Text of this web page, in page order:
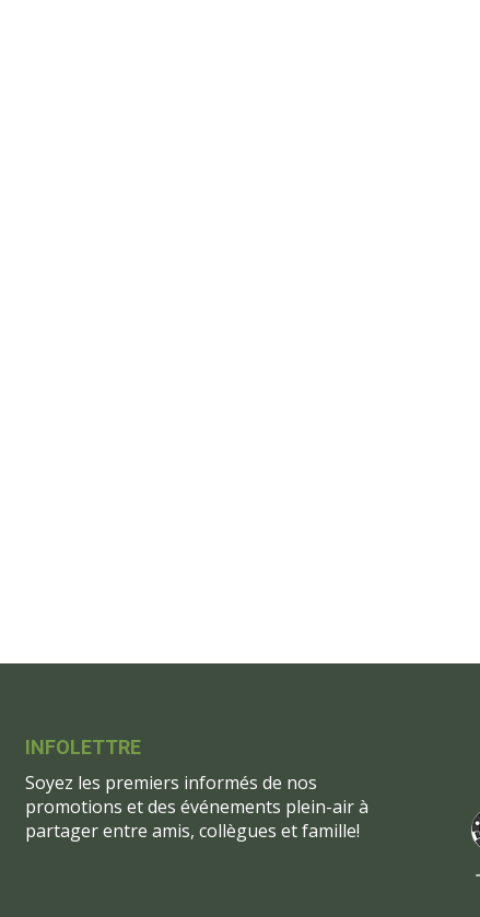
INFOLETTRE
Soyez les premiers informés de nos
promotions et des événements plein-air à
partager entre amis, collègues et famille!